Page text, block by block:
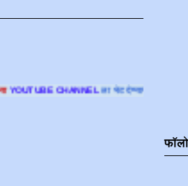
ला भेट देण्यासाठी क्लिक करा.